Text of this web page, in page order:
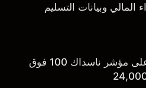
المالي وبيانات التسليم
استكشف أهداف أسعار
التداول على مؤشر ناسداك 100 فوق